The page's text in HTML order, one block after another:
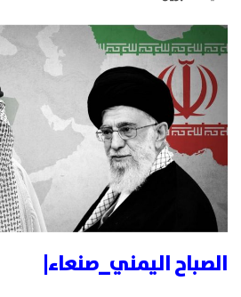
الصباح اليمني_صنعاء|